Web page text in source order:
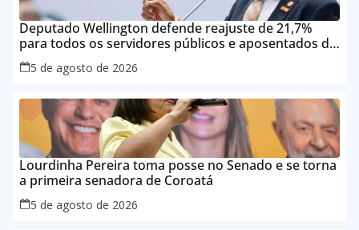
Deputado Wellington defende reajuste de 21,7%
para todos os servidores públicos e aposentados do
Maranhão
5 de agosto de 2026
Lourdinha Pereira toma posse no Senado e se torna
a primeira senadora de Coroatá
5 de agosto de 2026